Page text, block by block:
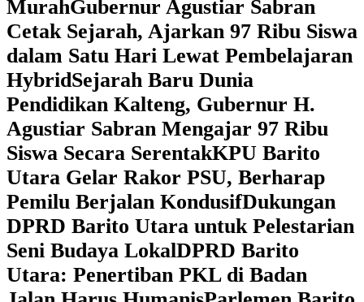
MurahGubernur Agustiar Sabran
Cetak Sejarah, Ajarkan 97 Ribu Siswa
dalam Satu Hari Lewat Pembelajaran
HybridSejarah Baru Dunia
Pendidikan Kalteng, Gubernur H.
Agustiar Sabran Mengajar 97 Ribu
Siswa Secara SerentakKPU Barito
Utara Gelar Rakor PSU, Berharap
Pemilu Berjalan KondusifDukungan
DPRD Barito Utara untuk Pelestarian
Seni Budaya LokalDPRD Barito
Utara: Penertiban PKL di Badan